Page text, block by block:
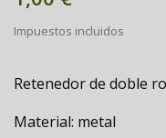
Impuestos incluidos
Retenedor de doble
Material: metal